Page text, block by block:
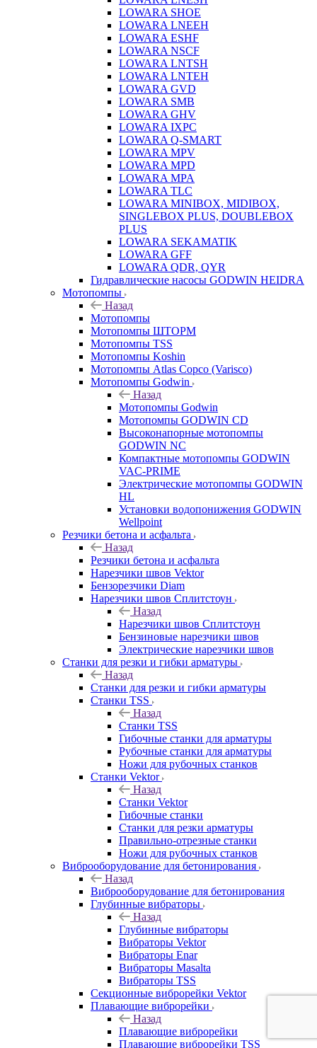
LOWARA SHOE
LOWARA LNEEH
LOWARA ESHF
LOWARA NSCF
LOWARA LNTSH
LOWARA LNTEH
LOWARA GVD
LOWARA SMB
LOWARA GHV
LOWARA IXPС
LOWARA Q-SMART
LOWARA MPV
LOWARA MPD
LOWARA MPA
LOWARA TLC
LOWARA MINIBOX, MIDIBOX,
SINGLEBOX PLUS, DOUBLEBOX
PLUS
LOWARA SEKAMATIK
LOWARA GFF
LOWARA QDR, QYR
Гидравлические насосы GODWIN HEIDRA
Мотопомпы
Назад
Мотопомпы
Мотопомпы ШТОРМ
Мотопомпы TSS
Мотопомпы Koshin
Мотопомпы Atlas Copco (Varisco)
Мотопомпы Godwin
Назад
Мотопомпы Godwin
Мотопомпы GODWIN CD
Высоконапорные мотопомпы
GODWIN NC
Компактные мотопомпы GODWIN
VAC-PRIME
Электрические мотопомпы GODWIN
HL
Установки водопонижения GODWIN
Wellpoint
Резчики бетона и асфальта
Назад
Резчики бетона и асфальта
Нарезчики швов Vektor
Бензорезчики Diam
Нарезчики швов Сплитстоун
Назад
Нарезчики швов Сплитстоун
Бензиновые нарезчики швов
Электрические нарезчики швов
Станки для резки и гибки арматуры
Назад
Станки для резки и гибки арматуры
Станки TSS
Назад
Станки TSS
Гибочные станки для арматуры
Рубочные станки для арматуры
Ножи для рубочных станков
Станки Vektor
Назад
Станки Vektor
Гибочные станки
Станки для резки арматуры
Правильно-отрезные станки
Ножи для рубочных станков
Виброоборудование для бетонирования
Назад
Виброоборудование для бетонирования
Глубинные вибраторы
Назад
Глубинные вибраторы
Вибраторы Vektor
Вибраторы Enar
Вибраторы Masalta
Вибраторы TSS
Секционные виброрейки Vektor
Плавающие виброрейки
Назад
Плавающие виброрейки
Плавающие виброрейки TSS